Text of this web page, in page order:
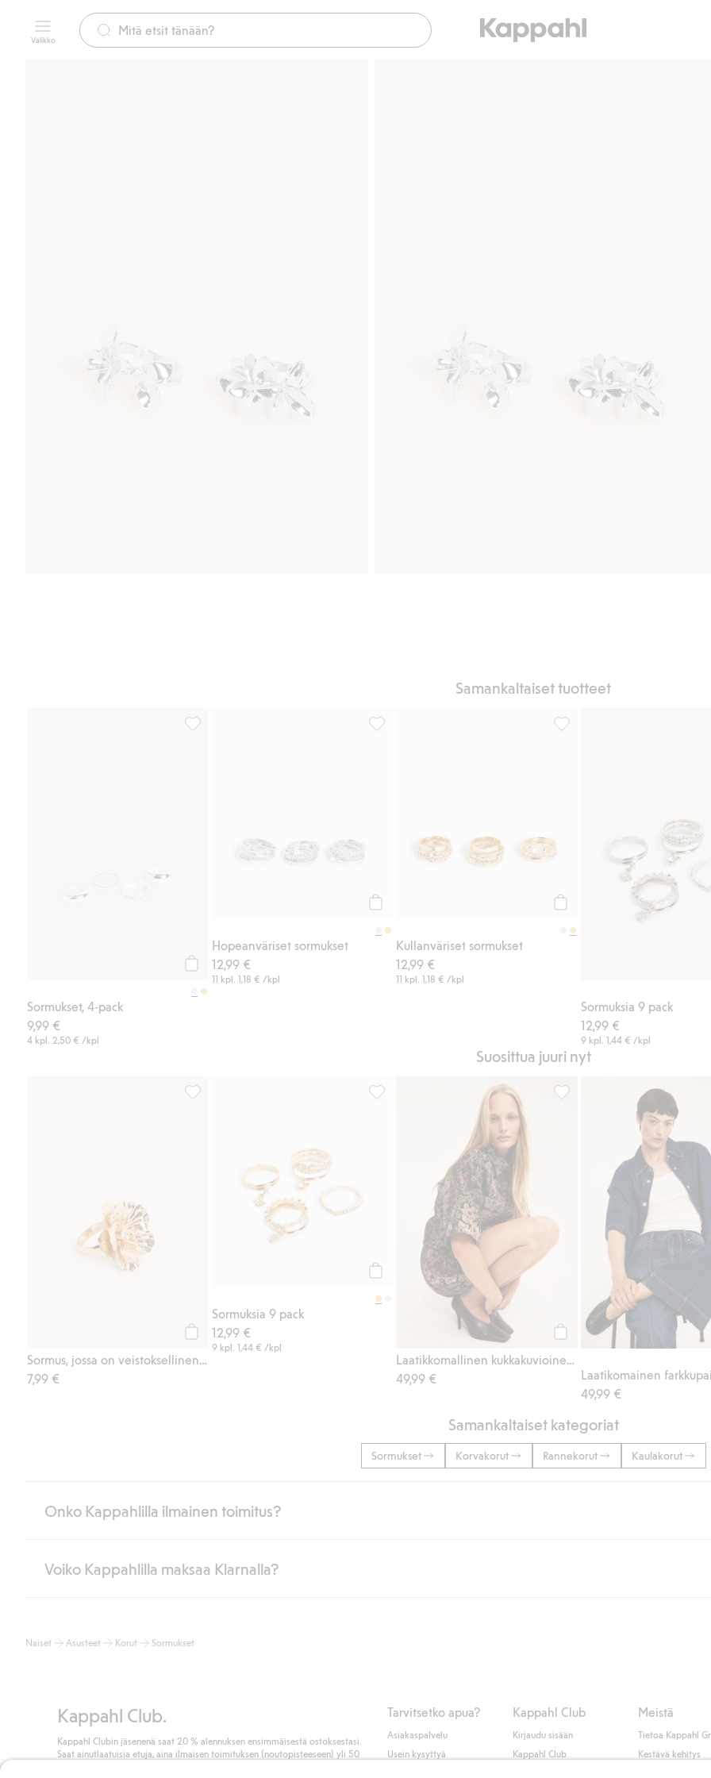
Valikko
Ilmaiset
Samankaltaiset tuotteet
Sormukset, 4‑pack
9,99 €
4 kpl. 2,50 € /kpl
Hopeanväriset sormukset
12,99 €
11 kpl. 1,18 € /kpl
Kullanväriset sormukset
12,99 €
11 kpl.1,18 € /kpl
Sormuksia 9 pack
12,99 €
9 kpl.1,44 € /kpl
Suosittua juuri nyt
Sormus, jossa on veistoksellinen kukka
7,99 €
Sormus, jossa on veistoksellinen kukka, Lisää suosikkeihin
Sormuksia 9 pack
12,99 €
9 kpl. 1,44 € /kpl
Sormuksia 9 pack, Lisää suosikkeihin
Laatikkomallinen kukkakuvioinen toppi
49,99 €
Laatikkomallinen
Laatikomainen
49,99 €
Samankaltaiset kategoriat
Sormukset Korvakorut Rannekorut Kaulakorut
Onko Kappahlilla ilmainen toimitus?
Jos olet Kappahl Clubin jäsen, saat aina ilmaisen toimituksen myymälään tai yli 50 euron ostoksiin, kun valitset toimituksen noutopisteeseen
Lue lisää
Voiko Kappahlilla maksaa Klarnalla?
Naiset Asusteet Korut Sormukset
Kappahl Club.
Kappahl Clubin jäsenenä saat 20 % alennuksen ensimmäisestä ostoksestasi.
Saat ainutlaatuisia etuja, aina ilmaisen toimituksen (noutopisteeseen) yli 50
Tarvitsetko apua?
Asiakaspalvelu
Usein kysyttyä
Kappahl Club
Kirjaudu sisään
Kappahl Club
Meistä
Tietoa Kappahl
Kestävä kehitys